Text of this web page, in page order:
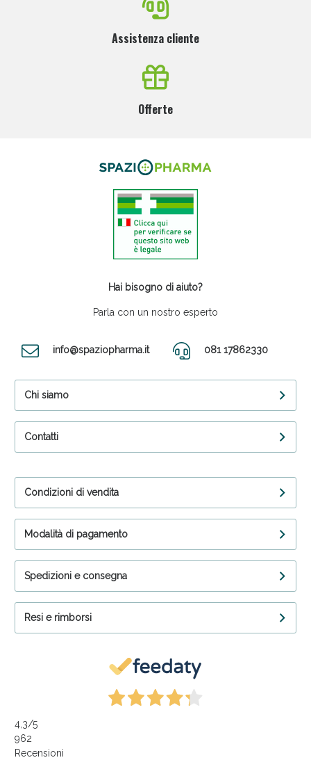
Assistenza cliente
Offerte
Hai bisogno di aiuto?
Parla con un nostro esperto
info@spaziopharma.it 081 17862330
Chi siamo
Contatti
Condizioni di vendita
Modalità di pagamento
Spedizioni e consegna
Resi e rimborsi
4,3/5
962
Recensioni